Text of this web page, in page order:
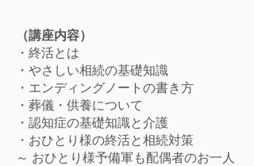
（講座内容）
・終活とは
・やさしい相続の基礎知識
・エンディングノートの書き方
・葬儀・供養について
・認知症の基礎知識と介護
・おひとり様の終活と相続対策
～ おひとり様予備軍も配偶者のお一人